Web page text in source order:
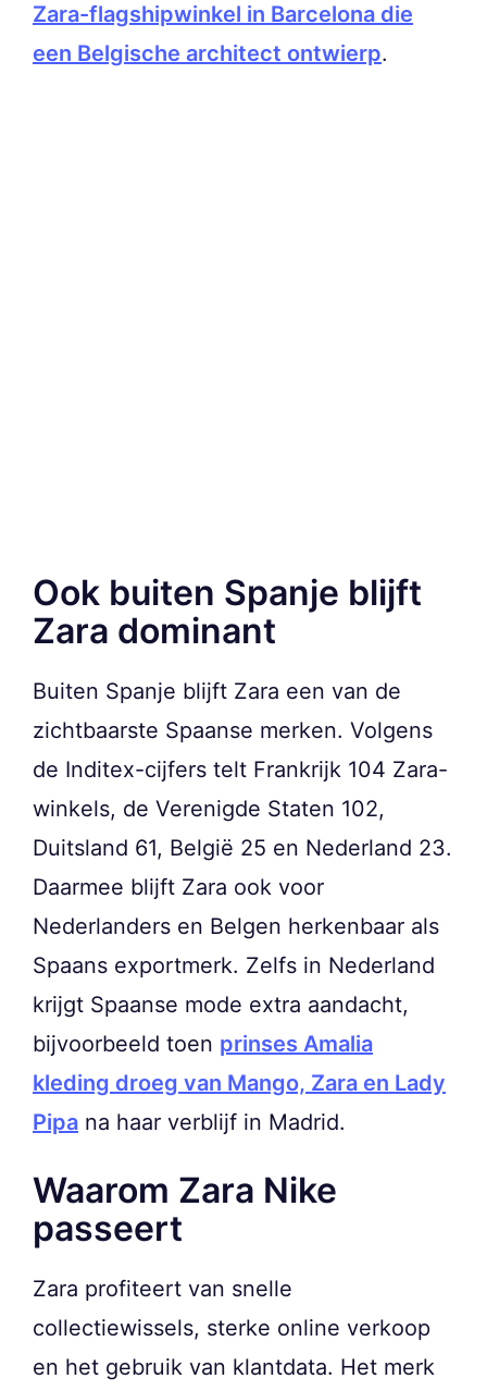
Zara-flagshipwinkel in Barcelona die
een Belgische architect ontwierp.
Ook buiten Spanje blijft
Zara dominant
Buiten Spanje blijft Zara een van de
zichtbaarste Spaanse merken. Volgens
de Inditex-cijfers telt Frankrijk 104 Zara-
winkels, de Verenigde Staten 102,
Duitsland 61, België 25 en Nederland 23.
Daarmee blijft Zara ook voor
Nederlanders en Belgen herkenbaar als
Spaans exportmerk. Zelfs in Nederland
krijgt Spaanse mode extra aandacht,
bijvoorbeeld toen prinses Amalia
kleding droeg van Mango, Zara en Lady
Pipa na haar verblijf in Madrid.
Waarom Zara Nike
passeert
Zara profiteert van snelle
collectiewissels, sterke online verkoop
en het gebruik van klantdata. Het merk